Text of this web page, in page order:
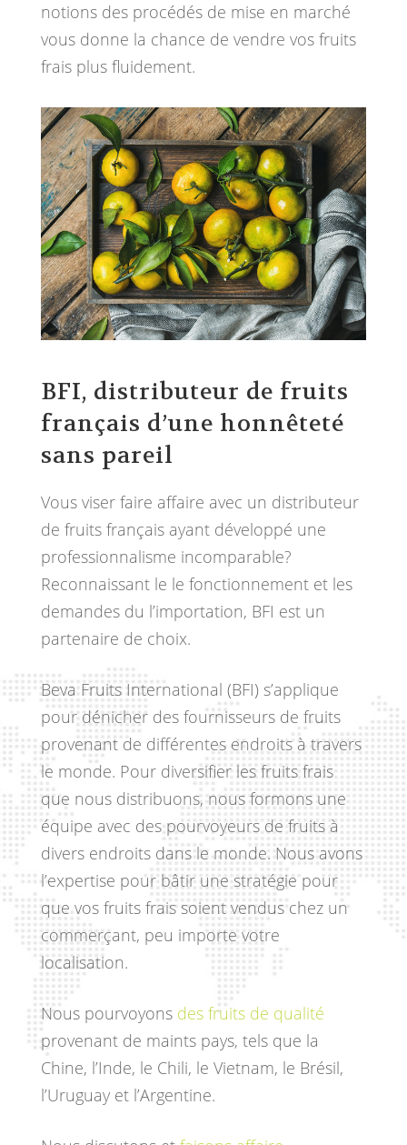
notions des procédés de mise en marché
vous donne la chance de vendre vos fruits
frais plus fluidement.
BFI, distributeur de fruits
français d’une honnêteté
sans pareil
Vous viser faire affaire avec un distributeur
de fruits français ayant développé une
professionnalisme incomparable?
Reconnaissant le le fonctionnement et les
demandes du l’importation, BFI est un
partenaire de choix.
Beva Fruits International (BFI) s’applique
pour dénicher des fournisseurs de fruits
provenant de différentes endroits à travers
le monde. Pour diversifier les fruits frais
que nous distribuons, nous formons une
équipe avec des pourvoyeurs de fruits à
divers endroits dans le monde. Nous avons
l’expertise pour bâtir une stratégie pour
que vos fruits frais soient vendus chez un
commerçant, peu importe votre
localisation.
Nous pourvoyons des fruits de qualité
provenant de maints pays, tels que la
Chine, l’Inde, le Chili, le Vietnam, le Brésil,
l’Uruguay et l’Argentine.